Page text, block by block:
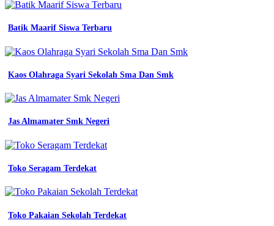
Baju
Baju
Wearpack
Sekolah
Smk
konveksi
wearpack
smk
tkr
desain
baju
Batik Maarif Siswa Terbaru
Kaos Olahraga Syari Sekolah Sma Dan Smk
Jas Almamater Smk Negeri
Toko Seragam Terdekat
Toko Pakaian Sekolah Terdekat